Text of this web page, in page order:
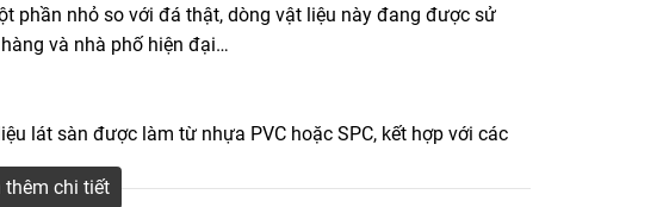
phần nhỏ so với đá thật, dòng vật liệu này đang được sử
và nhà phố hiện đại…
lát sàn được làm từ nhựa PVC hoặc SPC, kết hợp với các
tự nhiên. Loại sàn này đang ngày càng được ưa chuộng
truyền thống khác.
thêm chi tiết